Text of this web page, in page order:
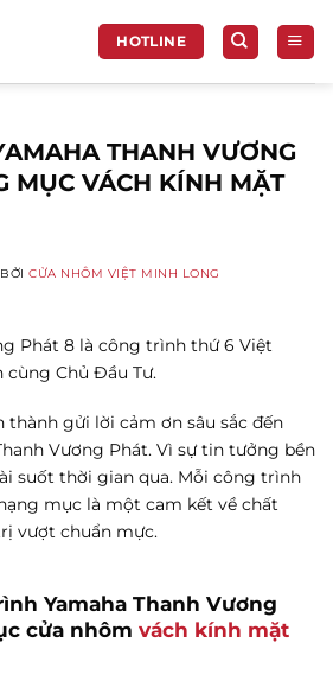
HOTLINE
THANH VƯƠNG
MỤC VÁCH KÍNH MẶT
BỞICỬA NHÔM VIỆT MINH LONG
Phát 8 là công trình thứ 6 Việt
cùng Chủ Đầu Tư.
thành gửi lời cảm ơn sâu sắc đến
Vương Phát. Vì sự tin tưởng bền
suốt thời gian qua. Mỗi công trình
mục là một cam kết về chất
vượt chuẩn mực.
Yamaha Thanh Vương
cửa nhôm vách kính mặt